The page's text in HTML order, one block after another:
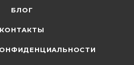
БЛОГ
КОНТАКТЫ